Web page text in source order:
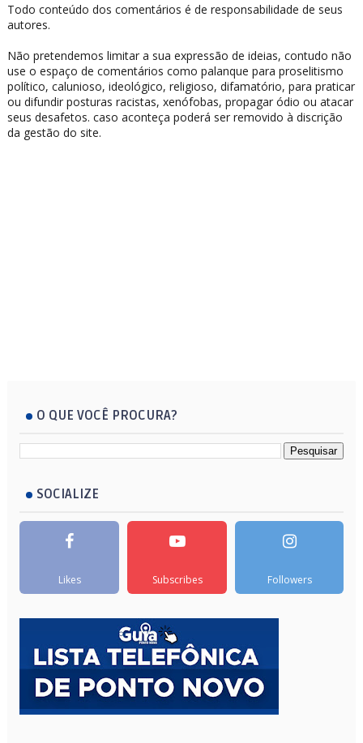
Todo conteúdo dos comentários é de responsabilidade de seus
autores.
Não pretendemos limitar a sua expressão de ideias, contudo não
use o espaço de comentários como palanque para proselitismo
político, calunioso, ideológico, religioso, difamatório, para praticar
ou difundir posturas racistas, xenófobas, propagar ódio ou atacar
seus desafetos. caso aconteça poderá ser removido à discrição
da gestão do site.
O QUE VOCÊ PROCURA?
SOCIALIZE
Likes Subscribes Followers